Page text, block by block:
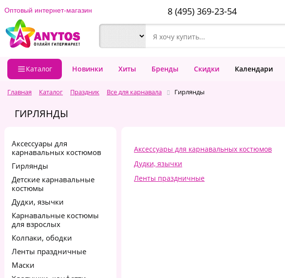
Оптовый интернет-магазин 8 (495) 369-23-54
Каталог Новинки Хиты Бренды Скидки Календари
Главная Каталог Праздник Все для карнавала Гирлянды
ГИРЛЯНДЫ
Аксессуары для
карнавальных костюмов
Гирлянды
Детские карнавальные
костюмы
Дудки, язычки
Карнавальные костюмы
для взрослых
Колпаки, ободки
Ленты праздничные
Маски
Аксессуары для карнавальных костюмов
Дудки, язычки
Ленты праздничные